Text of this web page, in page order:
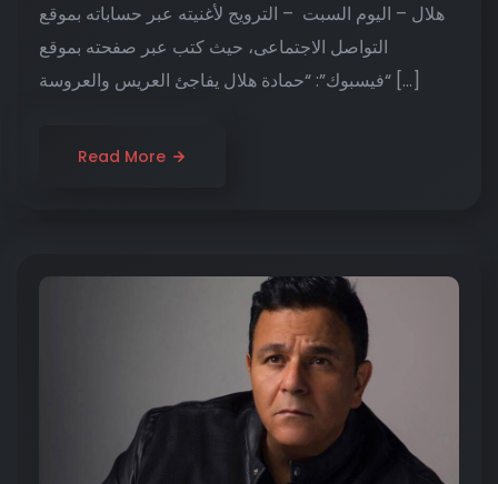
هلال – اليوم السبت – الترويج لأغنيته عبر حساباته بموقع
التواصل الاجتماعى، حيث كتب عبر صفحته بموقع
“فيسبوك”: “حمادة هلال يفاجئ العريس والعروسة […]
Read More